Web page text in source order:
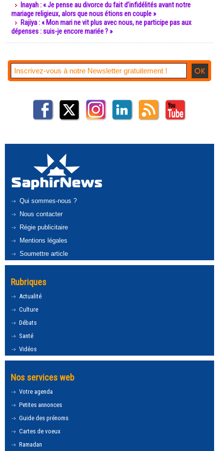
Inayah : « Je pense au divorce du fait d’infidélités avant notre
mariage religieux, alors que nous étions en couple »
Rajiya : « Mon mari ne vit plus avec nous, ne participe pas aux
dépenses : suis-je encore mariée ? »
Qui sommes-nous ?
Nous contacter
Régie publicitaire
Mentions légales
Soumettre article
Rubriques
Actualité
Culture
Débats
Santé
Vidéos
Nos services web
Votre agenda
Petites annonces
Guide des prénoms
Cartes de voeux
Ramadan